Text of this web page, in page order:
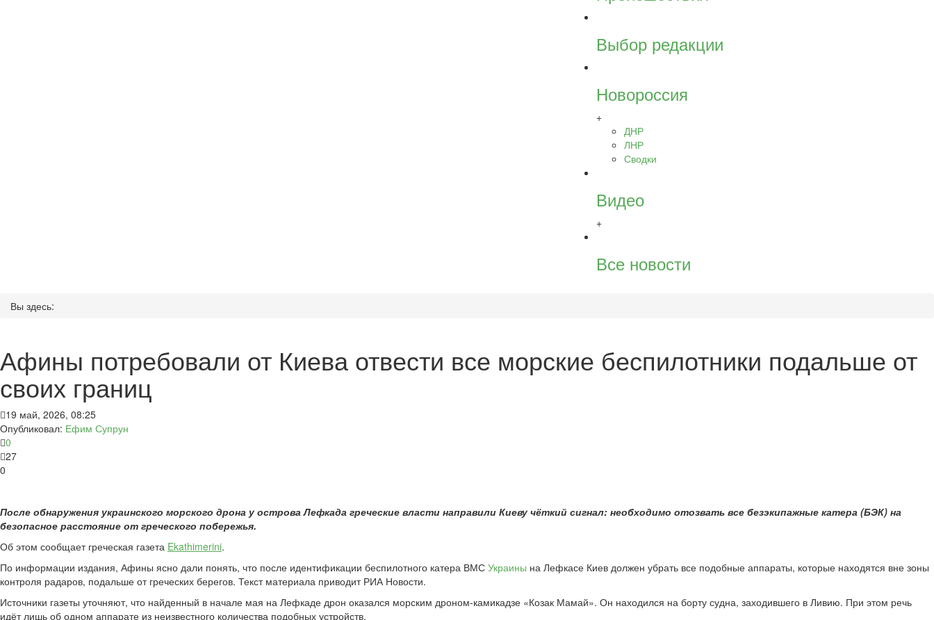
Выбор редакции
Новороссия
+
ДНР
ЛНР
Сводки
Видео
+
Все новости
Вы здесь:
Афины потребовали от Киева отвести все морские беспилотники подальше от
своих границ
19 май, 2026, 08:25
Опубликовал: Ефим Супрун
0
27
0
После обнаружения украинского морского дрона у острова Лефкада греческие власти направили Киеву чёткий сигнал: необходимо отозвать все безэкипажные катера (БЭК) на
безопасное расстояние от греческого побережья.
Об этом сообщает греческая газета Ekathimerini.
По информации издания, Афины ясно дали понять, что после идентификации беспилотного катера ВМС Украины на Лефкасе Киев должен убрать все подобные аппараты, которые находятся вне зоны
контроля радаров, подальше от греческих берегов. Текст материала приводит РИА Новости.
Источники газеты уточняют, что найденный в начале мая на Лефкаде дрон оказался морским дроном-камикадзе «Козак Мамай». Он находился на борту судна, заходившего в Ливию. При этом речь
идёт лишь об одном аппарате из неизвестного количества подобных устройств.